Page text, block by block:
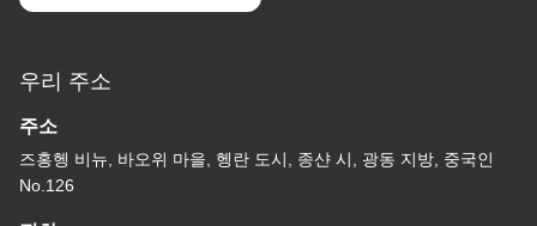
우리 주소
주소
즈홍헹 비뉴, 바오위 마을, 헹란 도시, 종샨 시, 광동 지방, 중국인
No.126